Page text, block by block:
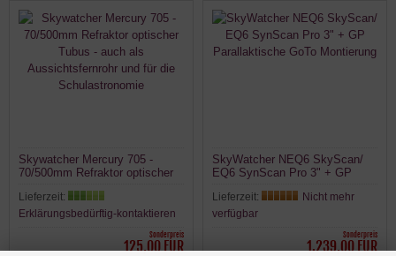
Skywatcher Mercury 705 -
70/500mm Refraktor optischer
Aussichtsfernrohr und für die
Schulastronomie
Lieferzeit:
Erklärungsbedürftig-kontaktieren
Sonderpreis
125,00 EUR
SkyWatcher NEQ6 SkyScan/
EQ6 SynScan Pro 3" + GP
Lieferzeit:
Nicht mehr
verfügbar
Sonderpreis
1.239,00 EUR